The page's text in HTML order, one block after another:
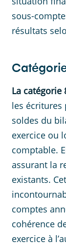
sous-
résultats
La catégorie
les écritures
soldes du
exercice ou
comptable.
assurant la
existants.
comptes
cohérence
exercice à